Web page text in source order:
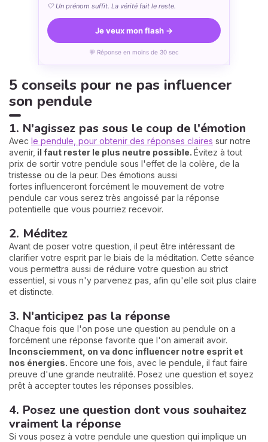
🤍 Un prénom suffit. La vérité fait le reste.
Je veux mon flash →
💬 Réponse en moins de 30 sec
5 conseils pour ne pas influencer
son pendule
1. N'agissez pas sous le coup de l'émotion
Avec le pendule, pour obtenir des réponses claires sur notre
avenir, il faut rester le plus neutre possible. Évitez à tout
prix de sortir votre pendule sous l'effet de la colère, de la
tristesse ou de la peur. Des émotions aussi
fortes influenceront forcément le mouvement de votre
pendule car vous serez très angoissé par la réponse
potentielle que vous pourriez recevoir.
2. Méditez
Avant de poser votre question, il peut être intéressant de
clarifier votre esprit par le biais de la méditation. Cette séance
vous permettra aussi de réduire votre question au strict
essentiel, si vous n'y parvenez pas, afin qu'elle soit plus claire
et distincte.
3. N'anticipez pas la réponse
Chaque fois que l'on pose une question au pendule on a
forcément une réponse favorite que l'on aimerait avoir.
Inconsciemment, on va donc influencer notre esprit et
nos énergies. Encore une fois, avec le pendule, il faut faire
preuve d'une grande neutralité. Posez une question et soyez
prêt à accepter toutes les réponses possibles.
4. Posez une question dont vous souhaitez
vraiment la réponse
Si vous posez à votre pendule une question qui implique un